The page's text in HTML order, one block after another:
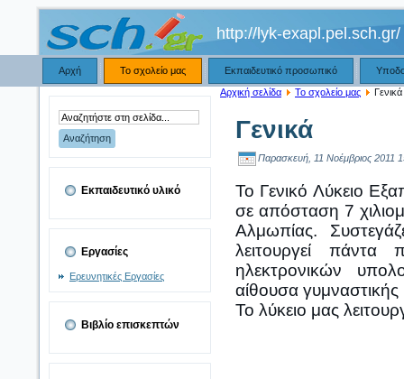
http://lyk-exapl.pel.sch.gr/
Αρχή Το σχολείο μας Εκπαιδευτικό προσωπικό
Εκπαιδευτικό υλικό
Εργασίες
Ερευνητικές Εργασίες
Βιβλίο επισκεπτών
Αρχική σελίδα Το σχολείο μας Γενικά
Γενικά
Παρασκευή, 11 Νοέμβριος 2011
Το Γενικό Λύκειο
σε απόσταση 7
Αλμωπίας.
λειτουργεί πάντα
ηλεκτρονικών
αίθουσα
Το λύκειο μας